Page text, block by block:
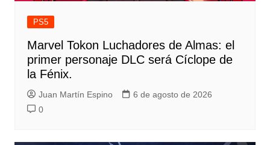
PS5
Marvel Tokon Luchadores de Almas: el
primer personaje DLC será Cíclope de
la Fénix.
Juan Martín Espino
6 de agosto de 2026
0